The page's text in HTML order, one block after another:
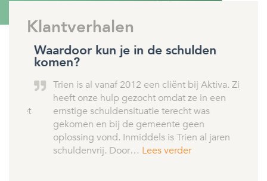
Klantverhalen
Waardoor kun je in de schulden
komen?
Trien is al vanaf 2012 een cliënt bij Aktiva. Zij
heeft onze hulp gezocht omdat ze in een
ernstige schuldensituatie terecht was
gekomen en bij de gemeente geen
oplossing vond. Inmiddels is Trien al jaren
schuldenvrij. Door…Lees verder